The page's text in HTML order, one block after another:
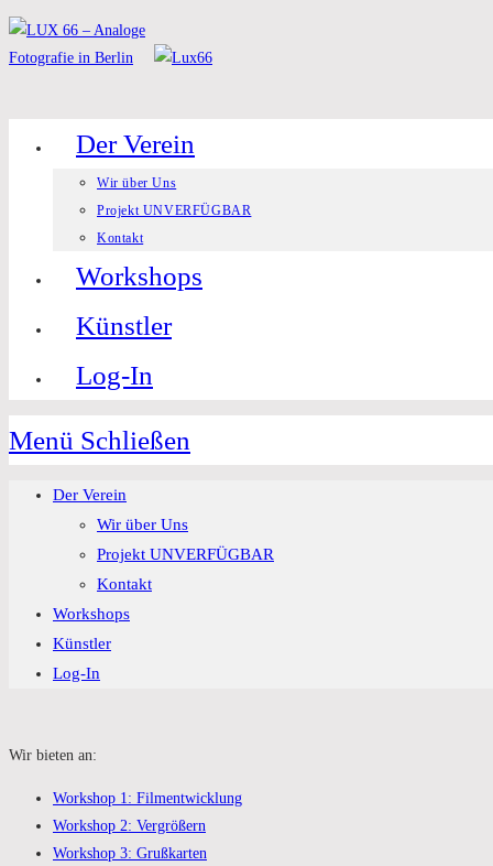
Zum
Inhalt
Der Verein
Wir über Uns
Projekt UNVERFÜGBAR
Kontakt
Workshops
Künstler
Log-In
Menü Schließen
Der Verein
Wir über Uns
Projekt UNVERFÜGBAR
Kontakt
Workshops
Künstler
Log-In
Wir bieten an:
Workshop 1: Filmentwicklung
Workshop 2: Vergrößern
Workshop 3: Grußkarten